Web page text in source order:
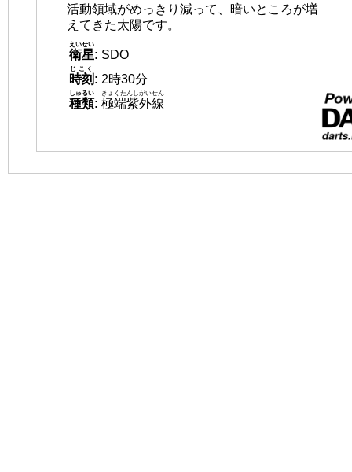
活動領域がめっきり減って、暗いところが増
えてきた太陽です。
衛星
えいせい
: SDO
時刻
じこく
: 2時30分
種類
しゅるい
: 極端紫外線
きょくたんしがいせん